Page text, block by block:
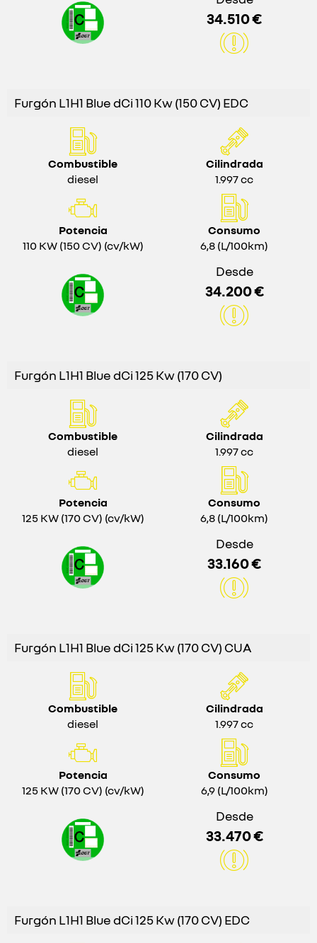
34.510 €
Furgón L1H1 Blue dCi 110 Kw (150 CV) EDC
Combustible
diesel
Cilindrada
1.997 cc
Potencia
110 KW (150 CV) (cv/kW)
Consumo
6,8 (L/100km)
Desde
34.200 €
Furgón L1H1 Blue dCi 125 Kw (170 CV)
Combustible
diesel
Cilindrada
1.997 cc
Potencia
125 KW (170 CV) (cv/kW)
Consumo
6,8 (L/100km)
Desde
33.160 €
Furgón L1H1 Blue dCi 125 Kw (170 CV) CUA
Combustible
diesel
Cilindrada
1.997 cc
Potencia
125 KW (170 CV) (cv/kW)
Consumo
6,9 (L/100km)
Desde
33.470 €
Furgón L1H1 Blue dCi 125 Kw (170 CV) EDC